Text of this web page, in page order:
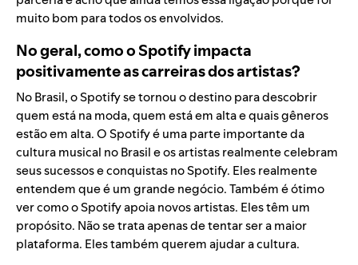
muito bom para todos os envolvidos.
No geral, como o Spotify impacta
positivamente as carreiras dos artistas?
No Brasil, o Spotify se tornou o destino para descobrir
quem está na moda, quem está em alta e quais gêneros
estão em alta. O Spotify é uma parte importante da
cultura musical no Brasil e os artistas realmente celebram
seus sucessos e conquistas no Spotify. Eles realmente
entendem que é um grande negócio. Também é ótimo
ver como o Spotify apoia novos artistas. Eles têm um
propósito. Não se trata apenas de tentar ser a maior
plataforma. Eles também querem ajudar a cultura.